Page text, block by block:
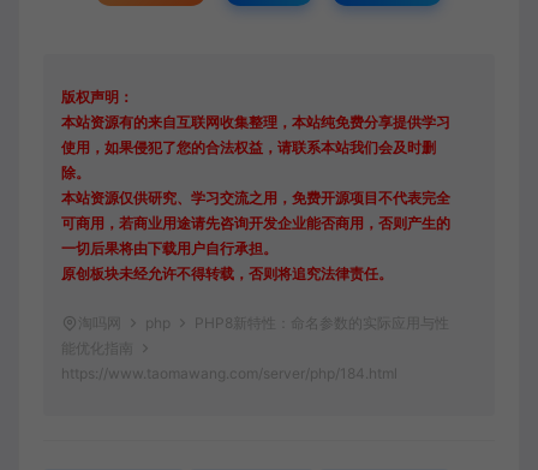
版权声明：
本站资源有的来自互联网收集整理，本站纯免费分享提供学习
使用，如果侵犯了您的合法权益，请联系本站我们会及时删
除。
本站资源仅供研究、学习交流之用，免费开源项目不代表完全
可商用，若商业用途请先咨询开发企业能否商用，否则产生的
一切后果将由下载用户自行承担。
原创板块未经允许不得转载，否则将追究法律责任。
淘吗网 php
PHP8新特性：命名参数的实际应用与性
能优化指南
https://www.taomawang.com/server/php/184.html